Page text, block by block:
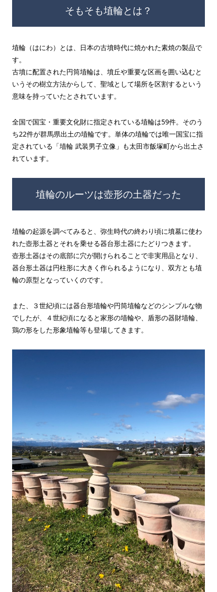
そもそも埴輪とは？
埴輪（はにわ）とは、日本の古墳時代に焼かれた素焼の製品で
す。
古墳に配置された円筒埴輪は、墳丘や重要な区画を囲い込むと
いうその樹立方法からして、聖域として場所を区割するという
意味を持っていたとされています。
全国で国宝・重要文化財に指定されている埴輪は59件。そのう
ち22件が群馬県出土の埴輪です。単体の埴輪では唯一国宝に指
定されている「埴輪 武装男子立像」も太田市飯塚町から出土さ
れています。
埴輪のルーツは壺形の土器だった
埴輪の起源を調べてみると、弥生時代の終わり頃に墳墓に使わ
れた壺形土器とそれを乗せる器台形土器にたどりつきます。
壺形土器はその底部に穴が開けられることで非実用品となり、
器台形土器は円柱形に大きく作られるようになり、双方とも埴
輪の原型となっていくのです。
また、３世紀頃には器台形埴輪や円筒埴輪などのシンプルな物
でしたが、４世紀頃になると家形の埴輪や、盾形の器財埴輪、
鶏の形をした形象埴輪等も登場してきます。